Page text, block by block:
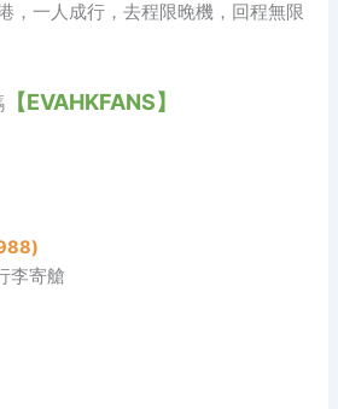
，一人成行，去程限晚機，回程無限
【EVAHKFANS】
李寄艙